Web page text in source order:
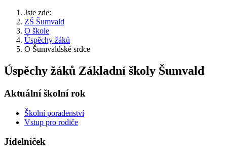
Jste zde:
ZŠ Šumvald
O škole
Úspěchy žáků
O Šumvaldské srdce
Úspěchy žáků Základní školy Šumvald
Aktuální školní rok
Školní poradenství
Vstup pro rodiče
Jídelníček